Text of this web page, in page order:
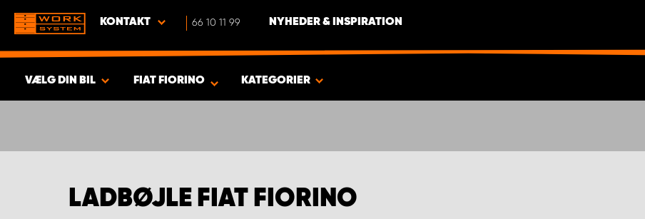
KONTAKT 66 10 11 99 NYHEDER & INSPIRATION
VÆLG DIN BIL FIAT FIORINO KATEGORIER
LADBØJLE FIAT FIORINO